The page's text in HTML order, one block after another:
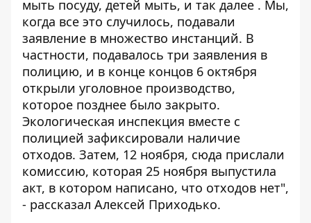
мыть посуду, детей мыть, и так далее . Мы,
когда все это случилось, подавали
заявление в множество инстанций. В
частности, подавалось три заявления в
полицию, и в конце концов 6 октября
открыли уголовное производство,
которое позднее было закрыто.
Экологическая инспекция вместе с
полицией зафиксировали наличие
отходов. Затем, 12 ноября, сюда прислали
комиссию, которая 25 ноября выпустила
акт, в котором написано, что отходов нет",
- рассказал Алексей Приходько.